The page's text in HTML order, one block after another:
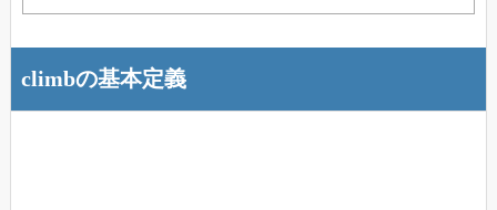
climbの基本定義